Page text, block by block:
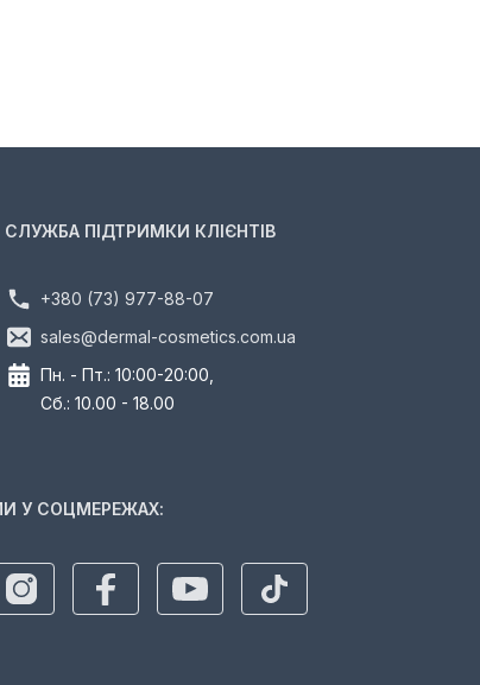
СЛУЖБА ПІДТРИМКИ КЛІЄНТІВ
+380 (73) 977-88-07
sales@dermal-cosmetics.com.ua
Пн. - Пт.: 10:00-20:00,
Сб.: 10.00 - 18.00
У СОЦМЕРЕЖАХ: